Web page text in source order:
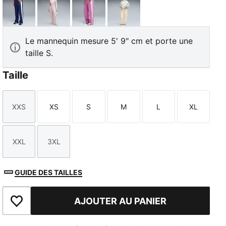
Blue JewelMisty PinkMauve PopButtercream-Créme De
Le mannequin mesure 5' 9" cm et porte une
taille S.
Taille
Taille
XXS
Taille
XS
Taille
S
Taille
M
Taille
L
Taille
XL
Taille
XXL
Taille
3XL
GUIDE DES TAILLES
Ajouter à la liste de souhaits
AJOUTER AU PANIER